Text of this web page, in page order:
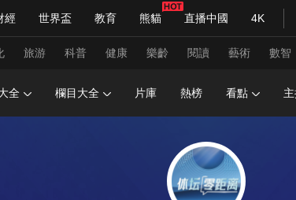
經 世界盃 教育 熊貓 直播中國 4K
習式妙語 熱解讀 天天學習
主持人 下載央視影音
旅游 科普 健康 樂齡 閱讀 藝術 數智
人物 公益
全 欄目大全 片庫 熱榜 看點